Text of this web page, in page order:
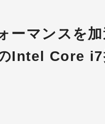
ーマンスを加
Intel Core i7